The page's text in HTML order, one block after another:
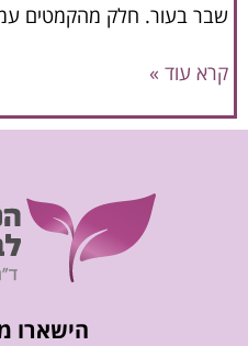
שבר בעור. חלק מהקמטים
קרא עוד »
הישארו